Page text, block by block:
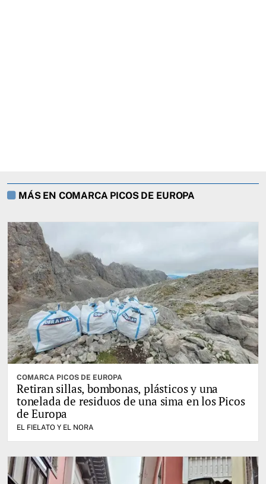
MÁS EN COMARCA PICOS DE EUROPA
COMARCA PICOS DE EUROPA
Retiran sillas, bombonas, plásticos y una
tonelada de residuos de una sima en los Picos
de Europa
EL FIELATO Y EL NORA